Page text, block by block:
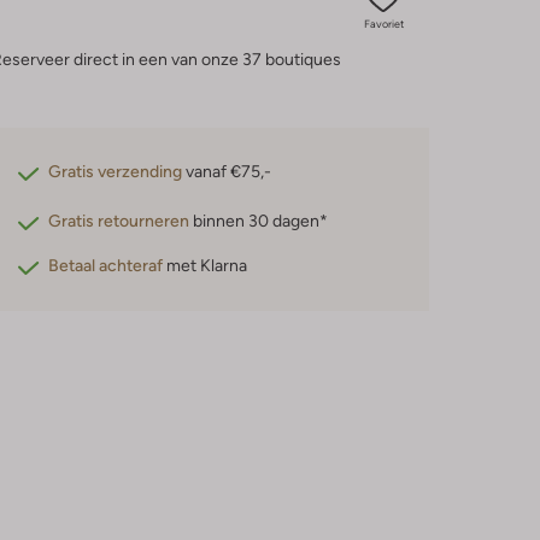
Favoriet
direct in een van onze 37 boutiques
Gratis verzendingvanaf €75,-
Gratis retourneren binnen 30 dagen*
Betaal achteraf met Klarna